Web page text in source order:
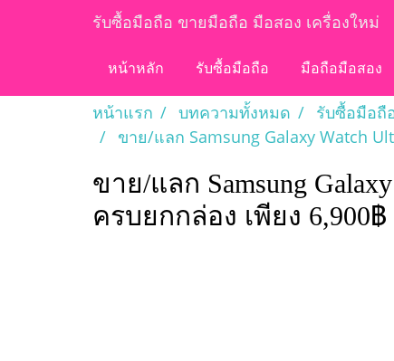
รับซื้อมือถือ ขายมือถือ มือสอง เครื่องใหม่
หน้าหลัก รับซื้อมือถือ มือถือมือสอง
หน้าแรก บทความทั้งหมด
รับซื้อมือถื
ขาย/แลก Samsung Galaxy Watch
ขาย/แลก Samsung
ครบยกกล่อง เพียง 6,900฿